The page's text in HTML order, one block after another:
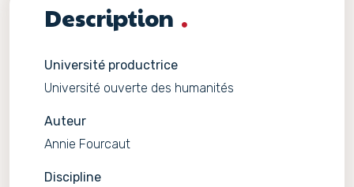
Description
Université productrice
Université ouverte des humanités
Auteur
Annie Fourcaut
Discipline